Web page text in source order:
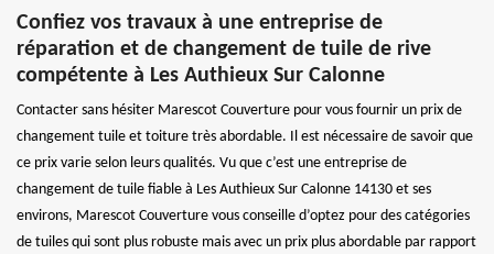
Confiez vos travaux à une entreprise de
réparation et de changement de tuile de rive
compétente à Les Authieux Sur Calonne
Contacter sans hésiter Marescot Couverture pour vous fournir un prix de
changement tuile et toiture très abordable. Il est nécessaire de savoir que
ce prix varie selon leurs qualités. Vu que c’est une entreprise de
changement de tuile fiable à Les Authieux Sur Calonne 14130 et ses
environs, Marescot Couverture vous conseille d’optez pour des catégories
de tuiles qui sont plus robuste mais avec un prix plus abordable par rapport